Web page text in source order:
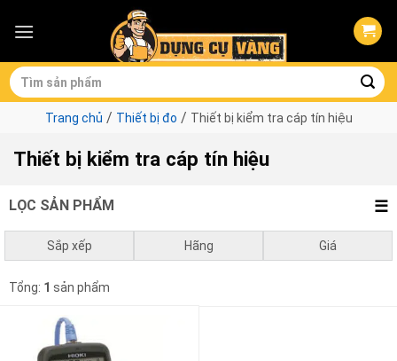
Tìm
kiếm:
Trang chủ / Thiết bị đo / Thiết bị kiểm tra cáp tín hiệu
Thiết bị kiểm tra cáp tín hiệu
LỌC SẢN PHẨM
Sắp xếp
Mặc định
Giá thấp đến cao
Giá cao đến thấp
Hãng
Hioki
Giá
0₫- 1.000.000₫
1.000.000
3.000.000₫-10.000.000
Tổng: 1 sản phẩm